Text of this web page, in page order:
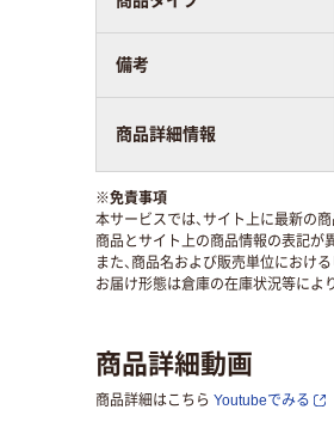
備考
商品詳細情報
※免責事項
本サービスでは、サイト上に最新の
商品とサイト上の商品情報の表記が
また、商品名および販売単位におけ
お届け形態は倉庫の在庫状況等によ
商品詳細動画
商品詳細はこちら Youtubeでみる